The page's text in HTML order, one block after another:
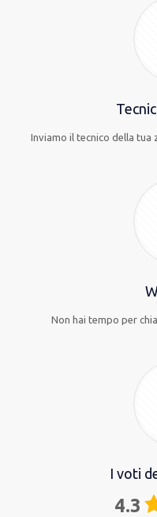
Inviamo il tecnico della tua
Non hai tempo per
I voti
4.3